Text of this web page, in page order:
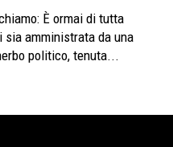
È ormai di tutta
sia amministrata da una
politico, tenuta...